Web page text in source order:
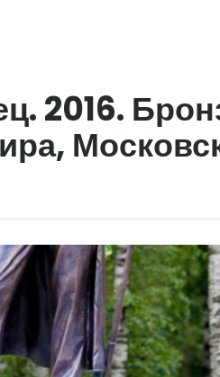
2016.